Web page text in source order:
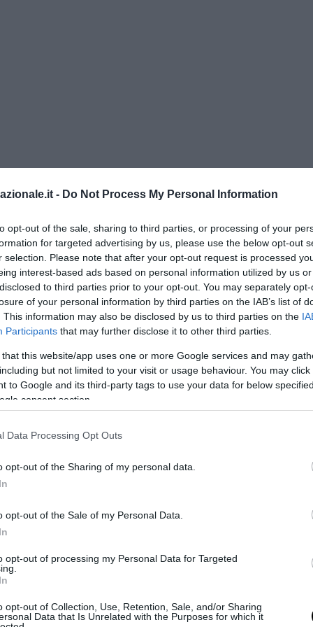
- Do Not Process My Personal Information
opt-out of the sale, sharing to third parties, or processing of your
for targeted advertising by us, please use the below opt-out
selection. Please note that after your opt-out request is processed
interest-based ads based on personal information utilized by us
to third parties prior to your opt-out. You may separately
of your personal information by third parties on the IAB’s list of
This information may also be disclosed by us to third parties on the
Participants that may further disclose it to other third parties.
that this website/app uses one or more Google services and may
but not limited to your visit or usage behaviour. You may
to Google and its third-party tags to use your data for below
consent section.
Data Processing Opt Outs
opt-out of the Sharing of my personal data.
opt-out of the Sale of my Personal Data.
opt-out of processing my Personal Data for Targeted
opt-out of Collection, Use, Retention, Sale, and/or Sharing
Data that Is Unrelated with the Purposes for which it
netto:basta immigrazione incontrollata, basta degrado,
diffuso subito dopo è chiaro: “La proposta di legge per la
reale alla crisi sociale, identitaria ed economica che vive il nostro
difendere ciò che siamo e costruire ciò che saremo”. Un
persone hanno preso parte al sit-in di lancio del Comitato
, un coordinamento che si propone di portare
remigratorie e di difesa dei confini. “Il progetto è concreto e
che vogliono risposte vere al problema dell’immigrazione”. Il
chiarito fin da subito il metodo: non solo denuncia, ma
proposte
punti, che prevedono il
italiani nelle politiche diwelfare. “Non basta lamentarsi del
– bisogna offrire ai cittadini strumenti concreti e sostenibili”.
sotto la bandiera della Remigrazione.